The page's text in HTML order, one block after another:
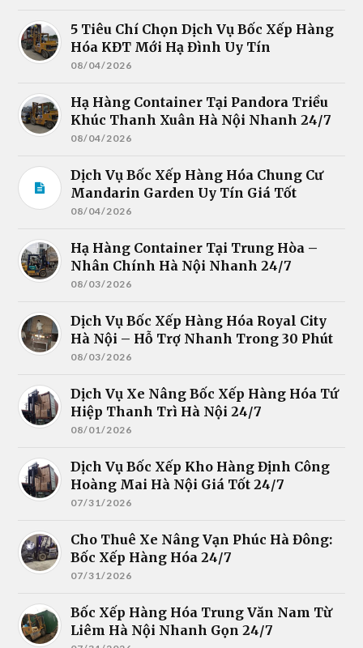
5 Tiêu Chí Chọn Dịch Vụ Bốc Xếp Hàng
Hóa KĐT Mới Hạ Đình Uy Tín
08/04/2026
Hạ Hàng Container Tại Pandora Triều
Khúc Thanh Xuân Hà Nội Nhanh 24/7
08/04/2026
Dịch Vụ Bốc Xếp Hàng Hóa Chung Cư
Mandarin Garden Uy Tín Giá Tốt
08/04/2026
Hạ Hàng Container Tại Trung Hòa –
Nhân Chính Hà Nội Nhanh 24/7
08/03/2026
Dịch Vụ Bốc Xếp Hàng Hóa Royal City
Hà Nội – Hỗ Trợ Nhanh Trong 30 Phút
08/03/2026
Dịch Vụ Xe Nâng Bốc Xếp Hàng Hóa Tứ
Hiệp Thanh Trì Hà Nội 24/7
08/01/2026
Dịch Vụ Bốc Xếp Kho Hàng Định Công
Hoàng Mai Hà Nội Giá Tốt 24/7
07/31/2026
Cho Thuê Xe Nâng Vạn Phúc Hà Đông:
Bốc Xếp Hàng Hóa 24/7
07/31/2026
Bốc Xếp Hàng Hóa Trung Văn Nam Từ
Liêm Hà Nội Nhanh Gọn 24/7